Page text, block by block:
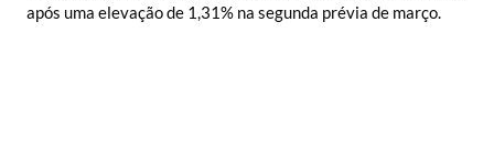
após uma elevação de 1,31% na segunda prévia de março.